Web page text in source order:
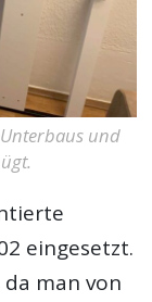
und
eingesetzt.
man von